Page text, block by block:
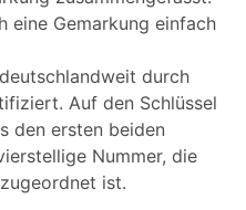
eine Gemarkung einfach
durch
Auf den Schlüssel
den ersten beiden
Nummer, die
ist.